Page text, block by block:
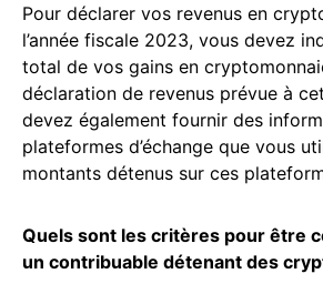
Pour déclarer vos revenus en
l’année fiscale 2023, vous devez
total de vos gains en
déclaration de revenus prévue à
devez également fournir des
plateformes d’échange que vous
montants détenus sur ces
Quels sont les critères pour être
un contribuable détenant des